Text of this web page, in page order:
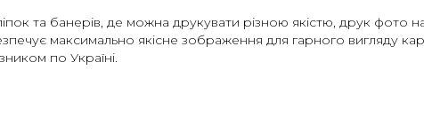
та банерів, де можна друкувати різною якістю, друк
максимально якісне зображення для гарного вигляду
по Україні.